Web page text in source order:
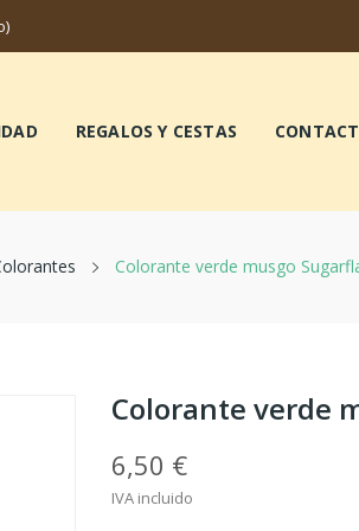
REGALOS Y CESTAS
Colorante verde musgo
Colorante verde
6,50 €
IVA incluido